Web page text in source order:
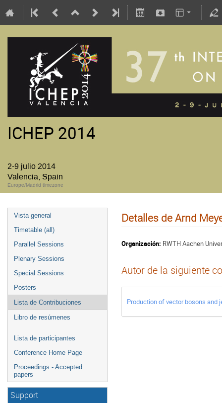
ICHEP 2014
2-9 julio 2014
Valencia, Spain
Europe/Madrid timezone
Vista general
Timetable (all)
Parallel Sessions
Plenary Sessions
Special Sessions
Posters
Lista de Contribuciones
Libro de resúmenes
Lista de participantes
Conference Home Page
Proceedings - Accepted
papers
Support
Detalles de Arnd
Organización: RWTH Aachen
Autor de la siguiente
Production of vector bosons and